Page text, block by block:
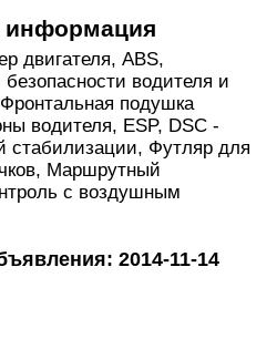
информация
двигателя, ABS,
водителя и
подушка
водителя, ESP, DSC -
стабилизации, Футляр для
Маршрутный
с воздушным
2014-11-14